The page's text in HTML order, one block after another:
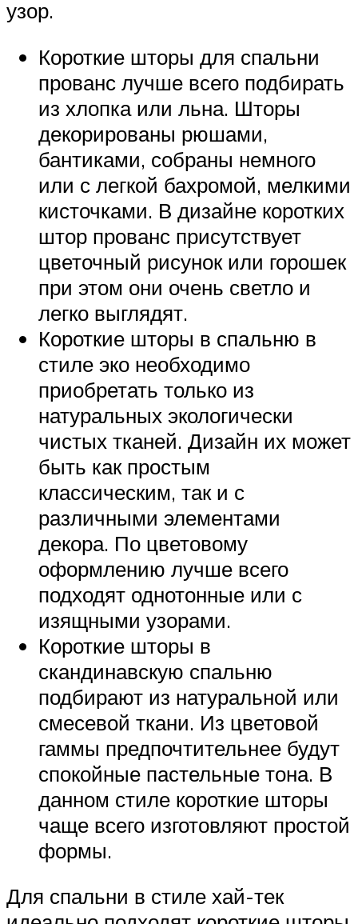
узор.
Короткие шторы для спальни
прованс лучше всего подбирать
из хлопка или льна. Шторы
декорированы рюшами,
бантиками, собраны немного
или с легкой бахромой, мелкими
кисточками. В дизайне коротких
штор прованс присутствует
цветочный рисунок или горошек
при этом они очень светло и
легко выглядят.
Короткие шторы в спальню в
стиле эко необходимо
приобретать только из
натуральных экологически
чистых тканей. Дизайн их может
быть как простым
классическим, так и с
различными элементами
декора. По цветовому
оформлению лучше всего
подходят однотонные или с
изящными узорами.
Короткие шторы в
скандинавскую спальню
подбирают из натуральной или
смесевой ткани. Из цветовой
гаммы предпочтительнее будут
спокойные пастельные тона. В
данном стиле короткие шторы
чаще всего изготовляют простой
формы.
Для спальни в стиле хай-тек